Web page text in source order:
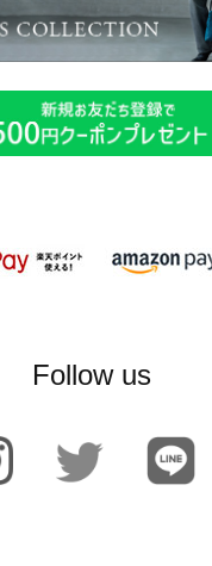
Follow us